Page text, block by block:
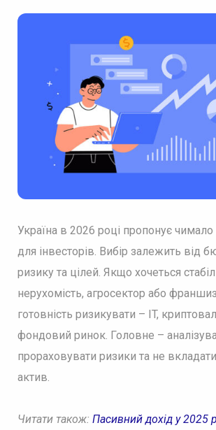
Україна в 2026 році пропонує
для інвесторів. Вибір залежить від
ризику та цілей. Якщо хочеться
нерухомість, агросектор або
готовність ризикувати – IT,
фондовий ринок. Головне –
прораховувати ризики та не
актив.
Читати також: Пасивний дохід у 2025